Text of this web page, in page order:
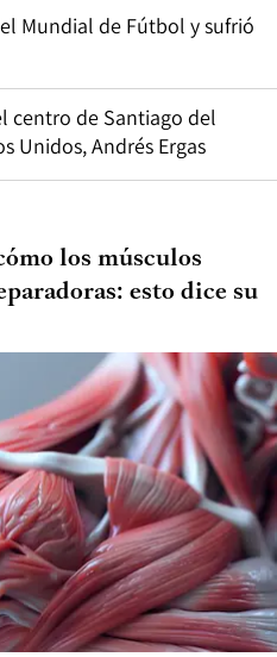
Mundial de Fútbol y sufrió
centro de Santiago del
Unidos, Andrés Ergas
los músculos
esto dice su